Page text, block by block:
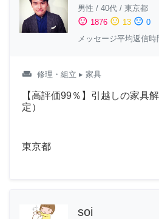
男性 / 40代 / 東京都
sentiment_satisfied 1876 sentiment_neutral 13 sentiment_dissatisfied 0
メッセージ平均返信
weekend 修理・組立 ▸ 家具
【高評価99％】引越しの家具
定）
東京都
soi